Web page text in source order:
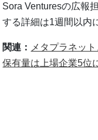
Sora Venturesの広報
する詳細は1週間以内
関連： メタプラネッ
保有量は上場企業5位